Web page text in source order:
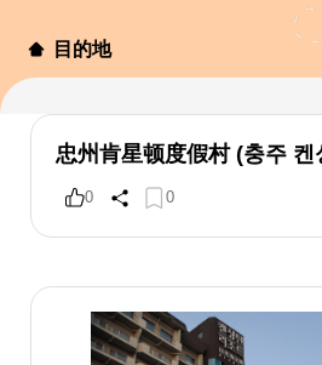
目的地
忠州肯星顿度假村 (충주 켄
0 0